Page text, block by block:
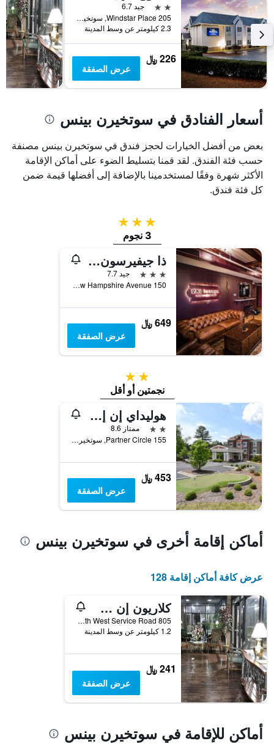
الذي
يعرض
متوسط
سعر
غرفة
2 نجمتين
جيد 6.7
205 Windstar Place, سوتخيرن بينس, NC, الولايات المتحدة الأميريكية
2.3 كيلومتر عن وسط المدينة
226 ﷼
عرض الصفقة
أسعار الفنادق في سوتخيرن بينس
بعض من أفضل الخيارات لحجز فندق في سوتخيرن بينس مصنفة
حسب فئة الفندق. لقد قمنا بتسليط الضوء على أماكن الإقامة
الأكثر شهرة وفقًا لمستخدمينا بالإضافة إلى أفضلها قيمة ضمن
كل فئة فندق.
3 نجوم
3 نجوم
ذا جيفيرسون إن
3 نجوم
جيد 7.7
150 West New Hampshire Avenue, سوتخيرن بينس, NC, الولايات المتحدة الأميريكية
649 ﷼
عرض الصفقة
2 نجمتين
نجمتين أو أقل
هوليداي إن إكسبرس هوتل آند سويتس سذرن باينز باي آيتش جي
2 نجمتين
ممتاز 8.6
155 Partner Circle, سوتخيرن بينس, NC, الولايات المتحدة الأميريكية
453 ﷼
عرض الصفقة
أماكن إقامة أخرى في سوتخيرن بينس
عرض كافة أماكن إقامة 128
كلاريون إن ساذرن باينز - بينهورست
805 South West Service Road, سوتخيرن بينس, NC, الولايات المتحدة الأميريكية
1.2 كيلومتر عن وسط المدينة
241 ﷼
عرض الصفقة
أماكن للإقامة في سوتخيرن بينس